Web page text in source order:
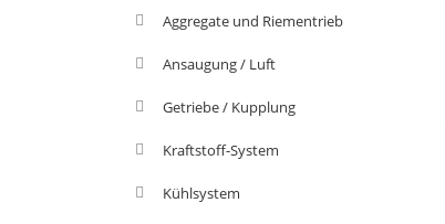
Aggregate und Riementrieb
Ansaugung / Luft
Getriebe / Kupplung
Kraftstoff-System
Kühlsystem